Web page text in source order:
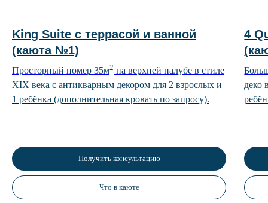
King Suite с террасой и ванной
(каюта №1)
Просторный номер 35м2 на верхней палубе в стиле
XIX века с антикварным декором для 2 взрослых и
1 ребёнка (дополнительная кровать по запросу).
Получить консультацию
Что в каюте
4
деко